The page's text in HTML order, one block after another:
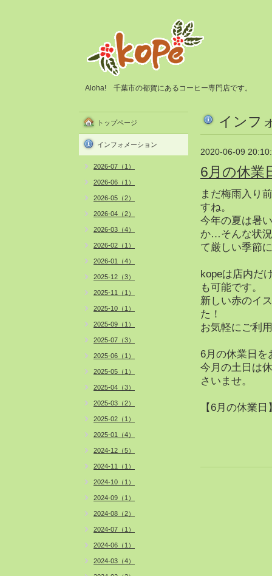
Aloha! 千葉市の都賀にあるコーヒー専門店です。
インフ
2020-06-09
6月の休業
まだ梅雨入り
すね。
今年の夏は暑
か…そんな状
て厳しい季節
kopeは店内だ
も可能です。
新しい赤のイ
た！
お気軽にご利
6月の休業日を
今月の土日は
さいませ。
【6月の休業
トップページ
インフォメーション
2026-07（1）
2026-06（1）
2026-05（2）
2026-04（2）
2026-03（4）
2026-02（1）
2026-01（4）
2025-12（3）
2025-11（1）
2025-10（1）
2025-09（1）
2025-07（3）
2025-06（1）
2025-05（1）
2025-04（3）
2025-03（2）
2025-02（1）
2025-01（4）
2024-12（5）
2024-11（1）
2024-10（1）
2024-09（1）
2024-08（2）
2024-07（1）
2024-06（1）
2024-03（4）